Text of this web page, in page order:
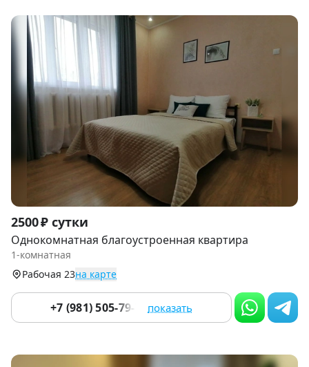
Item
1
of
2500 ₽ сутки
Однокомнатная благоустроенная квартира
1-комнатная
Рабочая 23на карте
+7 (981) 505-79-79 показать